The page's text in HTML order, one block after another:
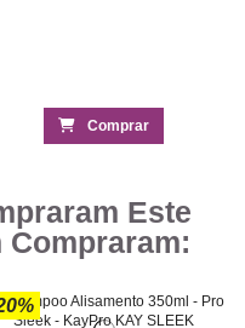
Comprar
Este
Compraram: